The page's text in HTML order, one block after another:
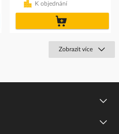
K objednání
Zobrazit více